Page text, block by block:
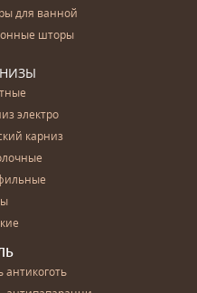
для ванной
шторы
электро
карниз
антикоготь